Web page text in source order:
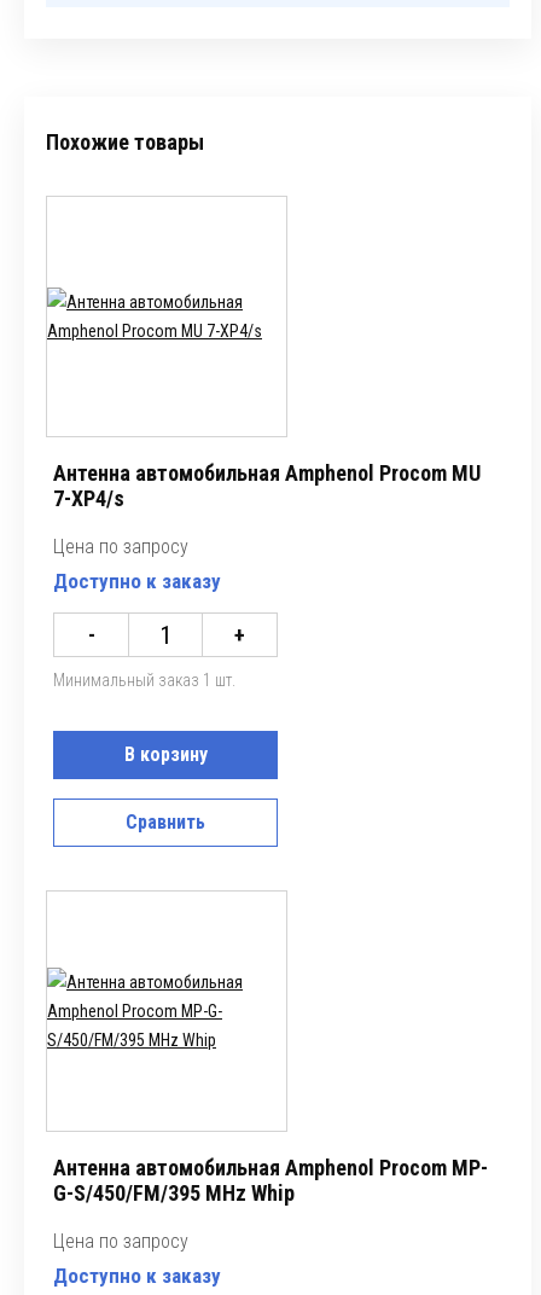
Похожие товары
Антенна автомобильная Amphenol Procom MU
7-XP4/s
Цена по запросу
Доступно к заказу
- +
Минимальный заказ 1 шт.
В корзину
Сравнить
Антенна автомобильная Amphenol Procom MP-
G-S/450/FM/395 MHz Whip
Цена по запросу
Доступно к заказу